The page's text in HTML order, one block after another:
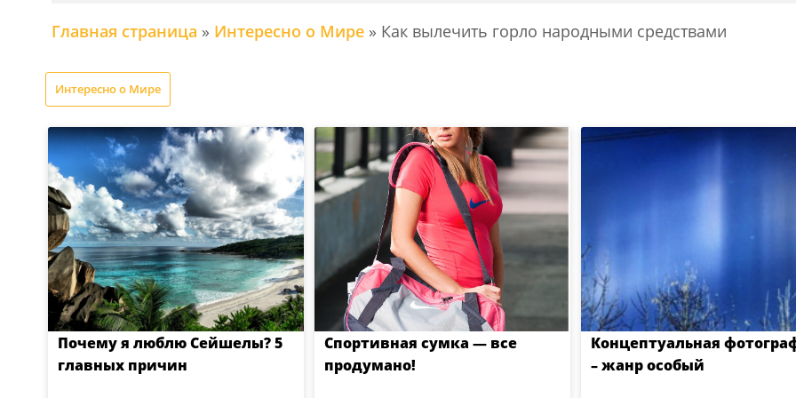
Главная страница » Интересно о Мире» Как вылечить горло народными средствами
Интересно о Мире
Почему я люблю Сейшелы? 5
главных причин
Спортивная сумка — все
продумано!
Концептуальная
– жанр особый